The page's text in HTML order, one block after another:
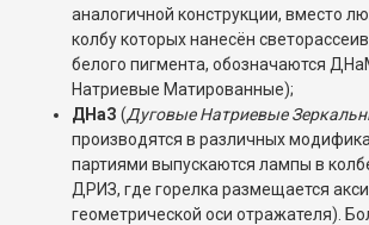
аналогичной конструкции, вместо
колбу которых нанесён
белого пигмента, обозначаются
Натриевые Матированные);
ДНаЗ (Дуговые Натриевые
производятся в различных
партиями выпускаются лампы в
ДРИЗ, где горелка размещается
геометрической оси отражателя).